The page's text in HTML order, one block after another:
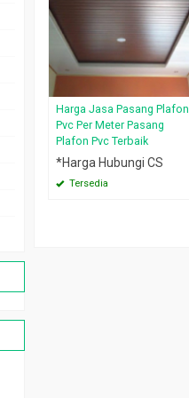
Harga Jasa Pasang Plafon
Pvc Per Meter Pasang
Plafon Pvc Terbaik
*Harga Hubungi CS
Tersedia